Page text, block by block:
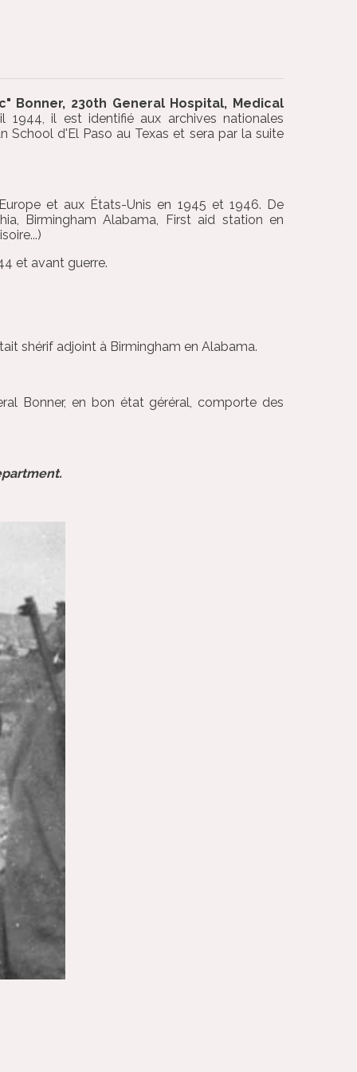
Bonner, 230th General Hospital, Medical
1944, il est identifié aux archives nationales
School d'El Paso au Texas et sera par la suite
et aux États-Unis en 1945 et 1946. De
Birmingham Alabama, First aid station en
et avant guerre.
shérif adjoint à Birmingham en Alabama.
Bonner, en bon état géréral, comporte des